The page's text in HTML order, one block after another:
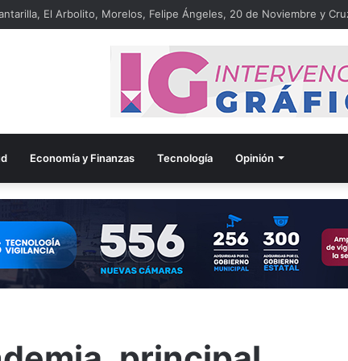
El Arbolito, Morelos, Felipe Ángeles, 20 de Noviembre y
Economía y Finanzas Tecnología Opinión